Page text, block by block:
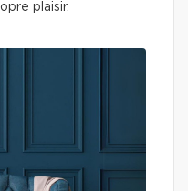
plaisir.